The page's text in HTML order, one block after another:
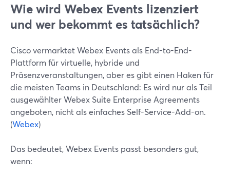
Wie wird Webex Events lizenziert
und wer bekommt es tatsächlich?
Cisco vermarktet Webex Events als End-to-End-
Plattform für virtuelle, hybride und
Präsenzveranstaltungen, aber es gibt einen Haken für
die meisten Teams in Deutschland: Es wird nur als Teil
ausgewählter Webex Suite Enterprise Agreements
angeboten, nicht als einfaches Self-Service-Add-on.
(Webex)
Das bedeutet, Webex Events passt besonders gut,
wenn: